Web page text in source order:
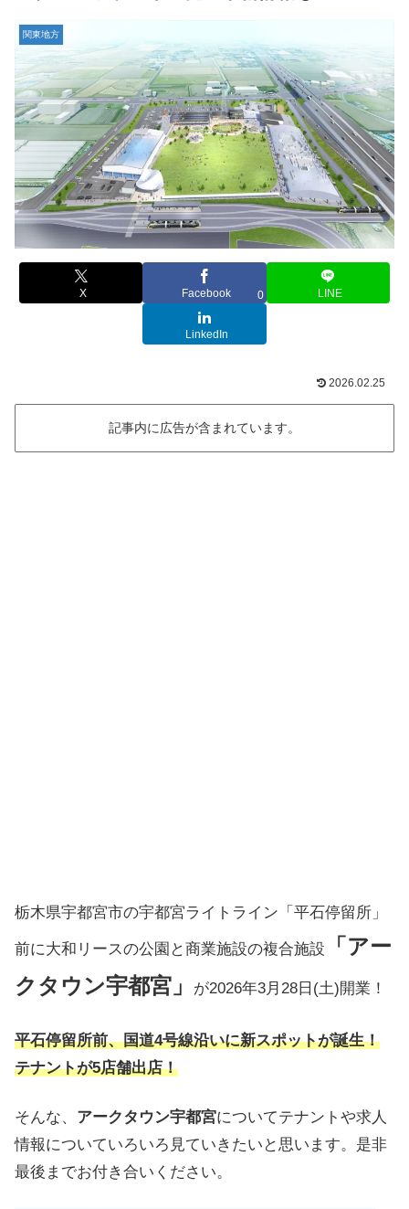
関東地方
X Facebook 0 LINE
LinkedIn
2026.02.25
記事内に広告が含まれています。
栃木県宇都宮市の宇都宮ライトライン「平石停留所」
前に大和リースの公園と商業施設の複合施設
「アー
クタウン宇都宮」
が2026年3月28日(土)開業！
平石停留所前、国道4号線沿いに新スポットが誕生！
テナントが5店舗出店！
そんな、 アークタウン宇都宮についてテナントや求人
情報についていろいろ見ていきたいと思います。是非
最後までお付き合いください。